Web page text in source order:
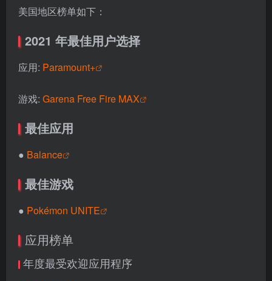
美国地区榜单如下：
2021 年最佳用户选择
应用: Paramount+
游戏: Garena Free Fire MAX
最佳应用
● Balance
最佳游戏
● Pokémon UNITE
应用榜单
年度最受欢迎应用程序